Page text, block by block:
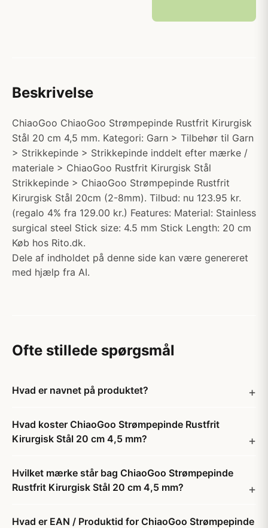
Beskrivelse
ChiaoGoo ChiaoGoo Strømpepinde Rustfrit Kirurgisk
Stål 20 cm 4,5 mm. Kategori: Garn > Tilbehør til Garn
> Strikkepinde > Strikkepinde inddelt efter mærke /
materiale > ChiaoGoo Rustfrit Kirurgisk Stål
Strikkepinde > ChiaoGoo Strømpepinde Rustfrit
Kirurgisk Stål 20cm (2-8mm). Tilbud: nu 123.95 kr.
(regalo 4% fra 129.00 kr.) Features: Material: Stainless
surgical steel Stick size: 4.5 mm Stick Length: 20 cm
Køb hos Rito.dk.
Dele af indholdet på denne side kan være genereret
med hjælp fra AI.
Ofte stillede spørgsmål
Hvad er navnet på produktet?
Hvad koster ChiaoGoo Strømpepinde Rustfrit
Kirurgisk Stål 20 cm 4,5 mm?
Hvilket mærke står bag ChiaoGoo Strømpepinde
Rustfrit Kirurgisk Stål 20 cm 4,5 mm?
Hvad er EAN / Produktid for ChiaoGoo Strømpepinde